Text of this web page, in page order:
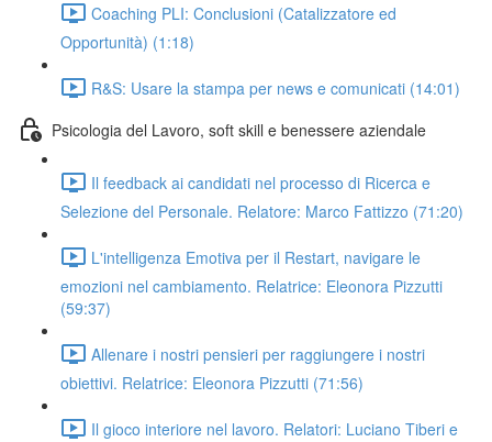
Coaching PLI: Conclusioni (Catalizzatore ed
Opportunità) (1:18)
R&S: Usare la stampa per news e comunicati (14:01)
Psicologia del Lavoro, soft skill e benessere aziendale
Il feedback ai candidati nel processo di Ricerca e
Selezione del Personale. Relatore: Marco Fattizzo (71:20)
L'intelligenza Emotiva per il Restart, navigare le
emozioni nel cambiamento. Relatrice: Eleonora Pizzutti
(59:37)
Allenare i nostri pensieri per raggiungere i nostri
obiettivi. Relatrice: Eleonora Pizzutti (71:56)
Il gioco interiore nel lavoro. Relatori: Luciano Tiberi e